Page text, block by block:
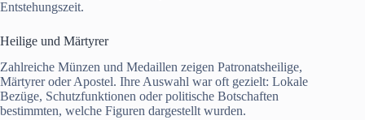
Entstehungszeit.
Heilige und Märtyrer
Zahlreiche Münzen und Medaillen zeigen Patronatsheilige,
Märtyrer oder Apostel. Ihre Auswahl war oft gezielt: Lokale
Bezüge, Schutzfunktionen oder politische Botschaften
bestimmten, welche Figuren dargestellt wurden.